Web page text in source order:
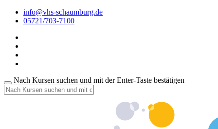
info@vhs-schaumburg.de
05721/703-7100
Nach Kursen suchen und mit der Enter-Taste bestätigen